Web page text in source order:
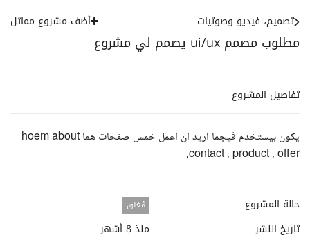
مطلوب مصمم ui/ux يصمم لي مشروع
تصميم، فيديو وصوتيات أضف مشروع مماثل
تفاصيل المشروع
يكون بيستخدم فيجما اريد ان اعمل خمس صفحات هما hoem about
,contact , product , offer
حالة المشروع مُغلق
تاريخ النشر
منذ 8 أشهر